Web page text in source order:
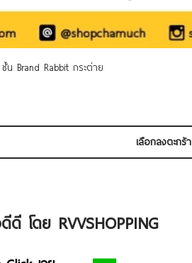
Brand Rabbit กระต่าย
เลือกลงตะกร้า
ดี โดย RVVSHOPPING